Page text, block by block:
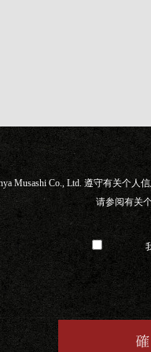
Musashi Co., Ltd. 遵守有关个人
请参阅有关